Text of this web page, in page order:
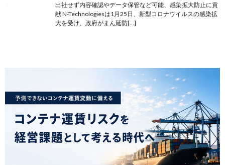
出社せず内容確認やデータ保管など可能、感染拡大防止に貢
献 N-Technologiesは1月25日、新型コロナウイルスの感染拡
大を受け、政府がまん延防[…]